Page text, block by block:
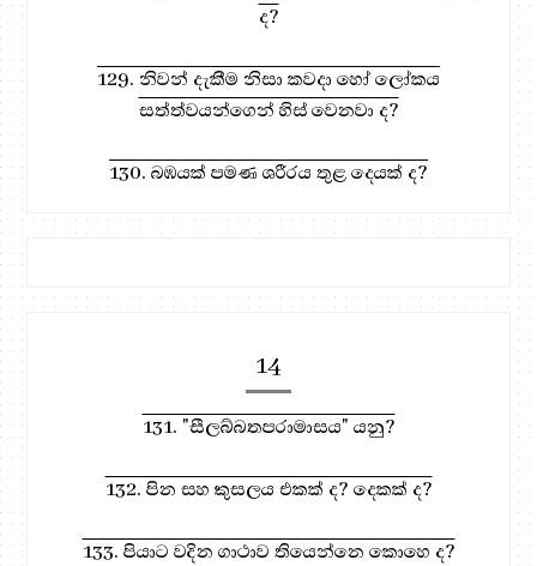
ද?
129. නිවන් දැකීම නිසා කවදා හෝ ලෝකය
සත්ත්වයන්ගෙන් හිස් වෙනවා ද?
130. බඹයක් පමණ ශරීරය තුළ දෙයක් ද?
14
131. "සීලබ්බතපරාමාසය" යනු?
132. පින සහ කුසලය එකක් ද? දෙකක් ද?
133. පියාට වදින ගාථාව තියෙන්නෙ කොහෙ ද?